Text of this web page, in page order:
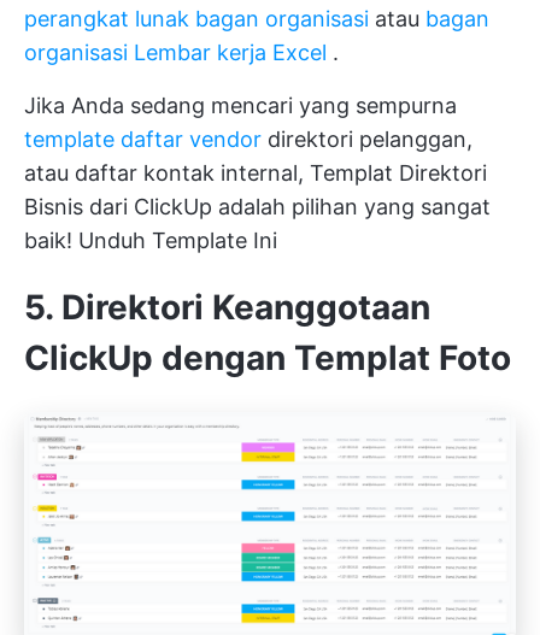
perangkat lunak bagan organisasi atau bagan
organisasi Lembar kerja Excel .
Jika Anda sedang mencari yang sempurna
template daftar vendor direktori pelanggan,
atau daftar kontak internal, Templat Direktori
Bisnis dari ClickUp adalah pilihan yang sangat
baik! Unduh Template Ini
5. Direktori Keanggotaan
ClickUp dengan Templat Foto